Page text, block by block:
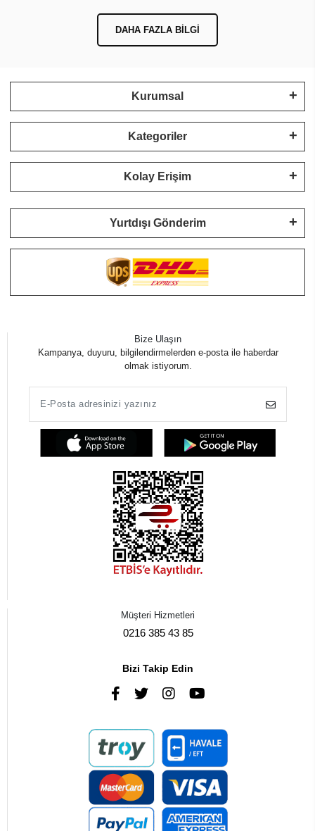
DAHA FAZLA BILGI
Kurumsal
Kategoriler
Kolay Erişim
Yurtdışı Gönderim
Bize Ulaşın
Kampanya, duyuru, bilgilendirmelerden e-posta ile haberdar
olmak istiyorum.
Müşteri Hizmetleri
0216 385 43 85
Bizi Takip Edin